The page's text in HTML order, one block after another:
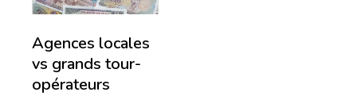
Agences locales
vs grands tour-
opérateurs